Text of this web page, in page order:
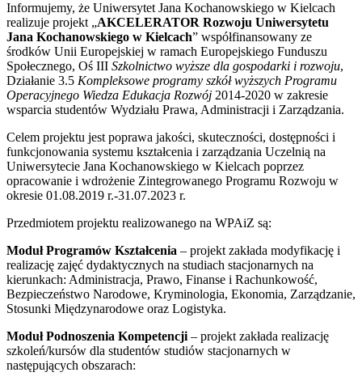
Informujemy, że Uniwersytet Jana Kochanowskiego w Kielcach
realizuje projekt „AKCELERATOR Rozwoju Uniwersytetu
Jana Kochanowskiego w Kielcach” współfinansowany ze
środków Unii Europejskiej w ramach Europejskiego Funduszu
Społecznego, Oś III Szkolnictwo wyższe dla gospodarki i rozwoju,
Działanie 3.5 Kompleksowe programy szkół wyższych Programu
Operacyjnego Wiedza Edukacja Rozwój 2014-2020 w zakresie
wsparcia studentów Wydziału Prawa, Administracji i Zarządzania.
Celem projektu jest poprawa jakości, skuteczności, dostępności i
funkcjonowania systemu kształcenia i zarządzania Uczelnią na
Uniwersytecie Jana Kochanowskiego w Kielcach poprzez
opracowanie i wdrożenie Zintegrowanego Programu Rozwoju w
okresie 01.08.2019 r.-31.07.2023 r.
Przedmiotem projektu realizowanego na WPAiZ są:
Moduł Programów Kształcenia – projekt zakłada modyfikację i
realizację zajęć dydaktycznych na studiach stacjonarnych na
kierunkach: Administracja, Prawo, Finanse i Rachunkowość,
Bezpieczeństwo Narodowe, Kryminologia, Ekonomia, Zarządzanie,
Stosunki Międzynarodowe oraz Logistyka.
Moduł Podnoszenia Kompetencji – projekt zakłada realizację
szkoleń/kursów dla studentów studiów stacjonarnych w
następujących obszarach: